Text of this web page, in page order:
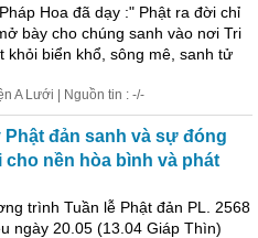
Hoa đã dạy :" Phật ra đời chỉ
bày cho chúng sanh vào nơi Tri
khỏi biển khổ, sông mê, sanh tử
A Lưới | Nguồn tin : -/-
Phật đản sanh và sự đóng
cho nền hòa bình và phát
trình Tuần lễ Phật đản PL. 2568
ngày 20.05 (13.04 Giáp Thìn)